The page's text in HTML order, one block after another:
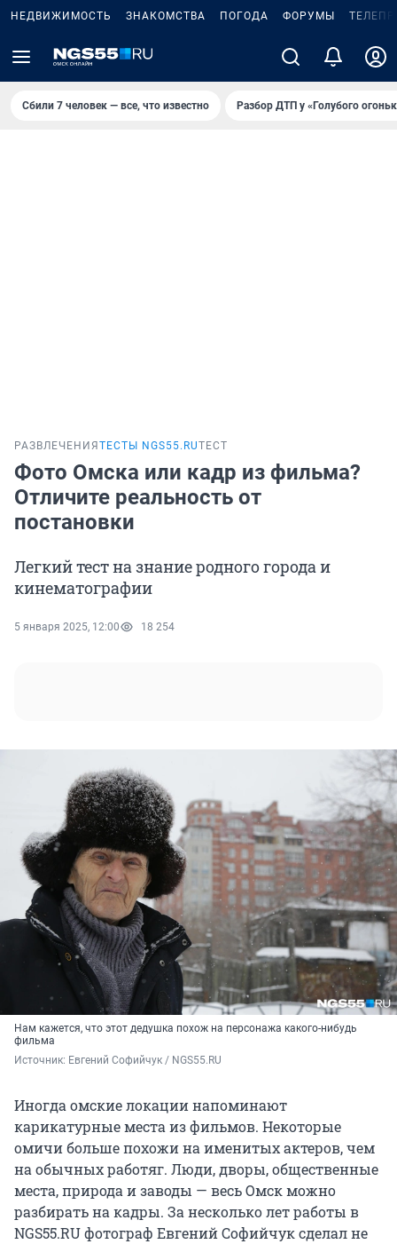
НЕДВИЖИМОСТЬ ЗНАКОМСТВА ПОГОДА ФОРУМЫ
Сбили 7 человек — все, что известно Разбор ДТП у «Голубого
РАЗВЛЕЧЕНИЯ ТЕСТЫ NGS55.RUТЕСТ
Фото Омска или кадр из фильма?
Отличите реальность от
постановки
Легкий тест на знание родного города и
кинематографии
5 января 2025, 12:00 18 254
Нам кажется, что этот дедушка похож на персонажа какого-нибудь
фильма
Источник: Евгений Софийчук / NGS55.RU
Иногда омские локации напоминают
карикатурные места из фильмов. Некоторые
омичи больше похожи на именитых актеров, чем
на обычных работяг. Люди, дворы, общественные
места, природа и заводы — весь Омск можно
разбирать на кадры. За несколько лет работы в
NGS55.RU фотограф Евгений Софийчук сделал не